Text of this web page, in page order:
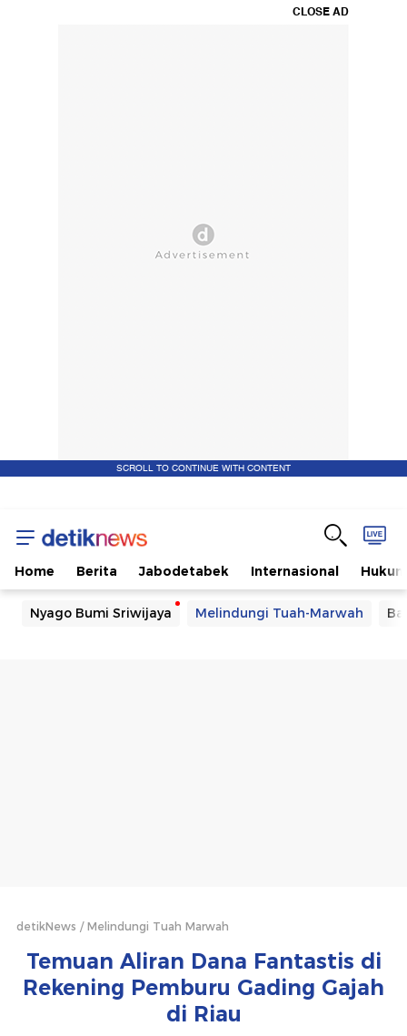
CLOSE AD
SCROLL TO CONTINUE WITH CONTENT
Home Berita Jabodetabek Internasional Hukum
Nyago Bumi Sriwijaya Melindungi Tuah-Marwah
detikNews Melindungi Tuah Marwah
Temuan Aliran Dana Fantastis di
Rekening Pemburu Gading Gajah
di Riau